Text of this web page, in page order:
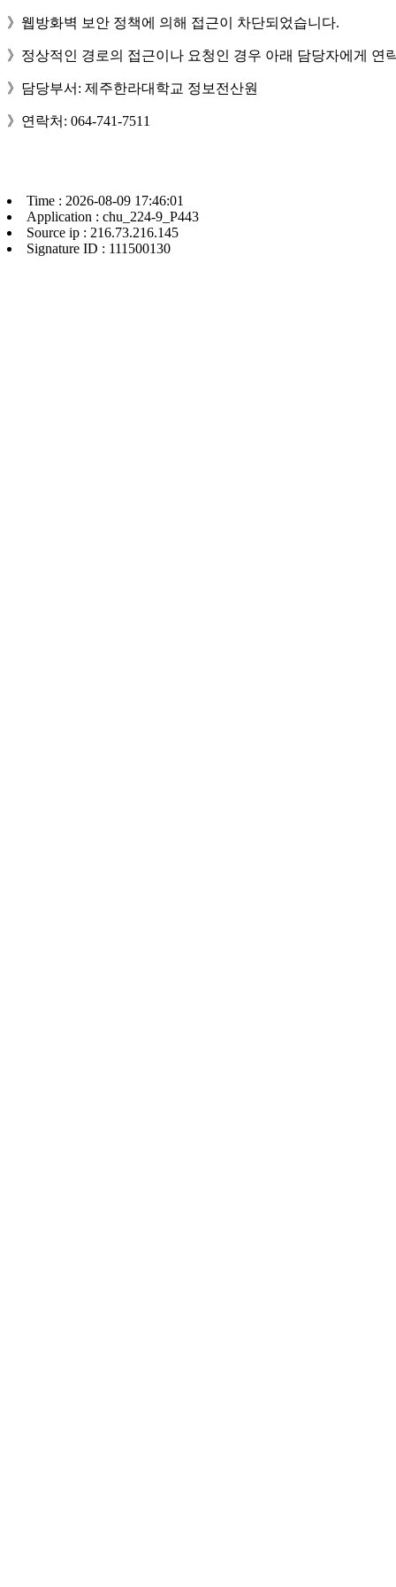
》웹방화벽 보안 정책에 의해 접근이 차단되었습니다.
》정상적인 경로의 접근이나 요청인 경우 아래 담당자에게 연
》담당부서: 제주한라대학교 정보전산원
》연락처: 064-741-7511
Time : 2026-08-09 17:46:01
Application : chu_224-9_P443
Source ip : 216.73.216.145
Signature ID : 111500130